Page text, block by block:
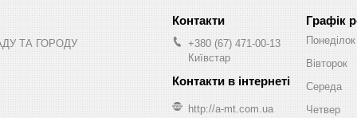
ТА ГОРОДУ
+380 (67) 471-00-13
Київстар
http://a-mt.com.ua
Графік
Понеділок
Вівторок
Середа
Четвер